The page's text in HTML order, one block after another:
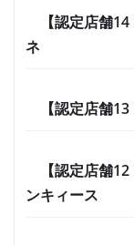
【認定店舗
ネ
【認定店舗
【認定店舗
ンキィース